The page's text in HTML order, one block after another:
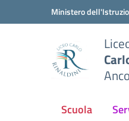
Vai ai contenuti
Vai al menu di navigazione
Ministero
Scuola